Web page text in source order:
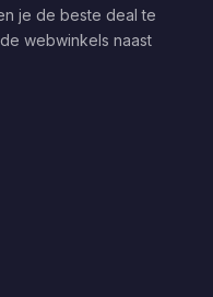
je de beste deal te
webwinkels naast